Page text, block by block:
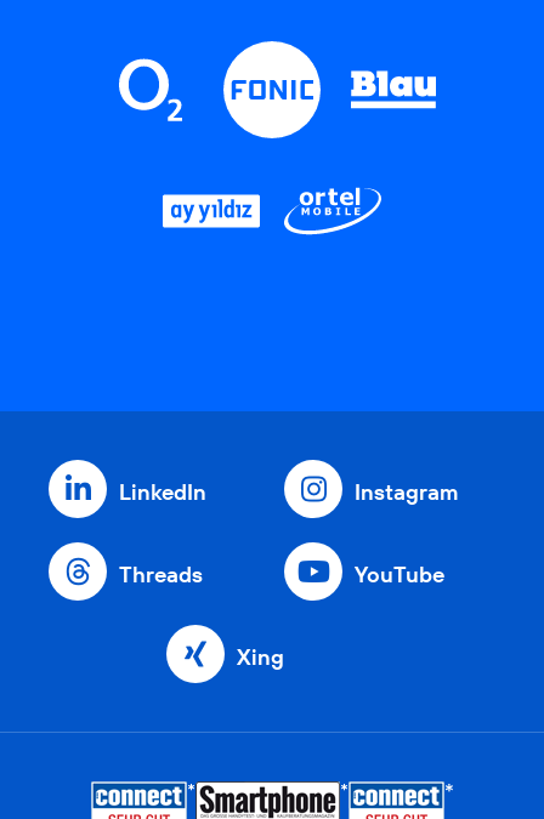
LinkedIn Instagram
Threads YouTube
Xing